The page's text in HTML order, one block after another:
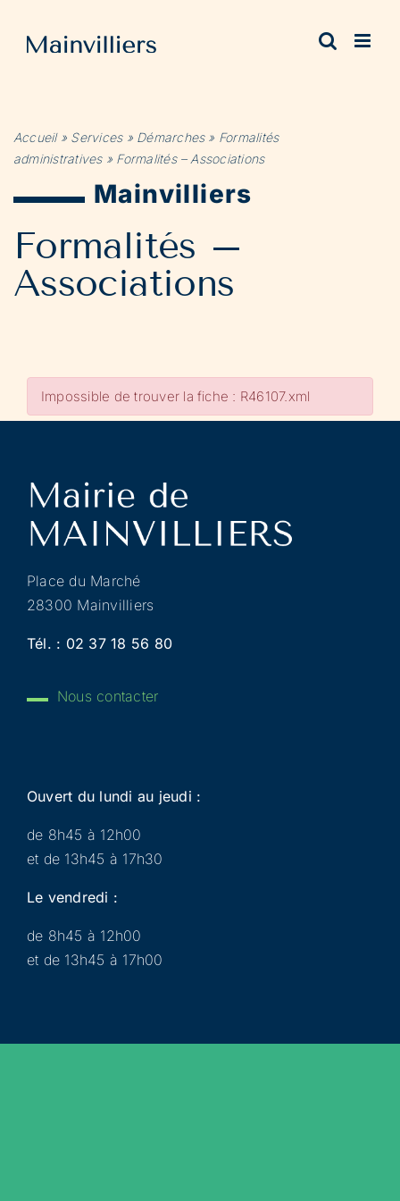
contenu
Accueil» Services» Démarches» Formalités
administratives» Formalités – Associations
Mainvilliers
Formalités –
Associations
Impossible de trouver la fiche : R46107.xml
Place du Marché
28300 Mainvilliers
Tél. : 02 37 18 56 80
Nous contacter
Ouvert du lundi au jeudi :
de 8h45 à 12h00
et de 13h45 à 17h30
Le vendredi :
de 8h45 à 12h00
et de 13h45 à 17h00